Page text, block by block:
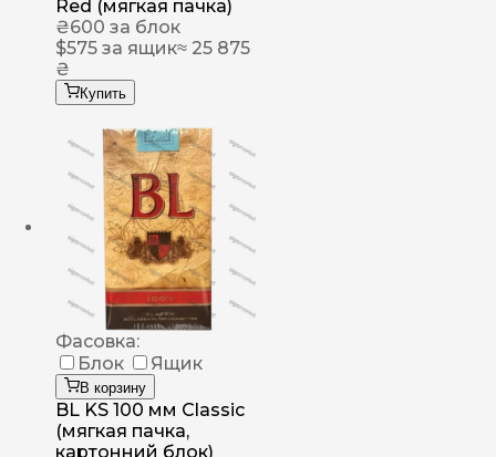
Red (мягкая пачка)
₴600 за блок
$575 за ящик≈ 25 875
₴
Купить
Фасовка:
Блок
Ящик
В корзину
BL KS 100 мм Classic
(мягкая пачка,
картонний блок)